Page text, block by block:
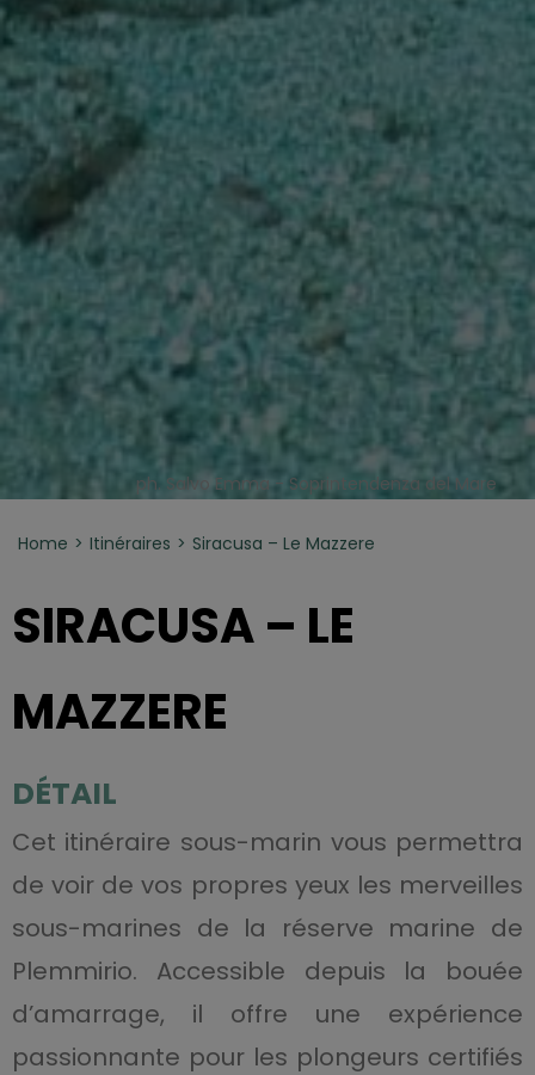
ph. Salvo Emma - Soprintendenza del Mare
Home Itinéraires Siracusa – Le Mazzere
SIRACUSA – LE
MAZZERE
DÉTAIL
Cet itinéraire sous-marin vous permettra
de voir de vos propres yeux les merveilles
sous-marines de la réserve marine de
Plemmirio. Accessible depuis la bouée
d’amarrage, il offre une expérience
passionnante pour les plongeurs certifiés